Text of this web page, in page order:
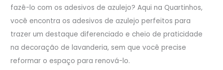
fazê-lo com os adesivos de azulejo? Aqui na Quartinhos,
você encontra os adesivos de azulejo perfeitos para
trazer um destaque diferenciado e cheio de praticidade
na decoração de lavanderia, sem que você precise
reformar o espaço para renová-lo.